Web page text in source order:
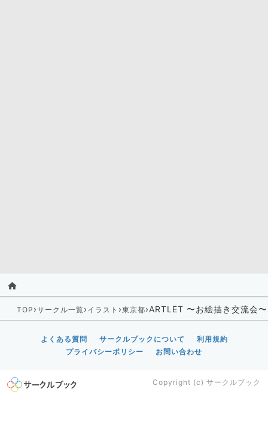
TOP ›サークル一覧› イラスト ›東京都›ARTLET 〜お絵描き交流会〜
よくある質問 サークルブックについて
利用規約
プライバシーポリシー
お問い合わせ
Copyright (c) サークルブック